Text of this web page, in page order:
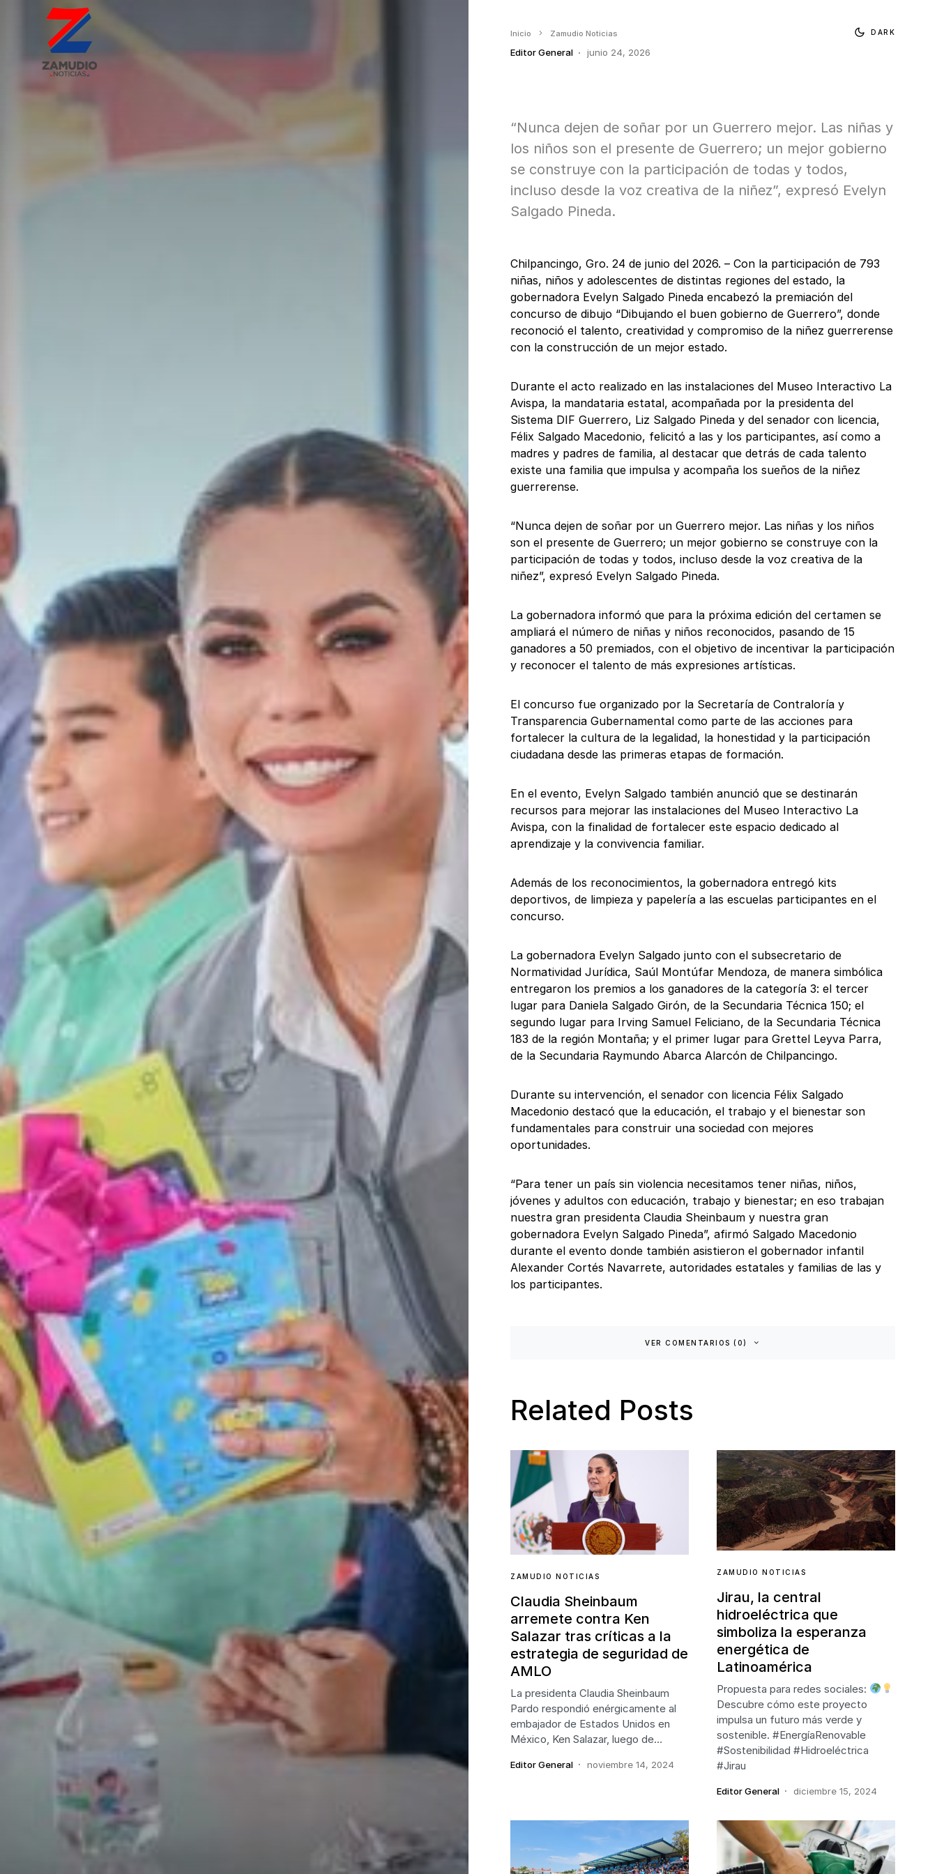
Inicio Zamudio Noticias
Editor General junio 24, 2026
DARK
“Nunca dejen de soñar por un Guerrero mejor. Las niñas y
los niños son el presente de Guerrero; un mejor gobierno
se construye con la participación de todas y todos,
incluso desde la voz creativa de la niñez”, expresó Evelyn
Salgado Pineda.
Chilpancingo, Gro. 24 de junio del 2026. – Con la participación de 793
niñas, niños y adolescentes de distintas regiones del estado, la
gobernadora Evelyn Salgado Pineda encabezó la premiación del
concurso de dibujo “Dibujando el buen gobierno de Guerrero”, donde
reconoció el talento, creatividad y compromiso de la niñez guerrerense
con la construcción de un mejor estado.
Durante el acto realizado en las instalaciones del Museo Interactivo La
Avispa, la mandataria estatal, acompañada por la presidenta del
Sistema DIF Guerrero, Liz Salgado Pineda y del senador con licencia,
Félix Salgado Macedonio, felicitó a las y los participantes, así como a
madres y padres de familia, al destacar que detrás de cada talento
existe una familia que impulsa y acompaña los sueños de la niñez
guerrerense.
“Nunca dejen de soñar por un Guerrero mejor. Las niñas y los niños
son el presente de Guerrero; un mejor gobierno se construye con la
participación de todas y todos, incluso desde la voz creativa de la
niñez”, expresó Evelyn Salgado Pineda.
La gobernadora informó que para la próxima edición del certamen se
ampliará el número de niñas y niños reconocidos, pasando de 15
ganadores a 50 premiados, con el objetivo de incentivar la participación
y reconocer el talento de más expresiones artísticas.
El concurso fue organizado por la Secretaría de Contraloría y
Transparencia Gubernamental como parte de las acciones para
fortalecer la cultura de la legalidad, la honestidad y la participación
ciudadana desde las primeras etapas de formación.
En el evento, Evelyn Salgado también anunció que se destinarán
recursos para mejorar las instalaciones del Museo Interactivo La
Avispa, con la finalidad de fortalecer este espacio dedicado al
aprendizaje y la convivencia familiar.
Además de los reconocimientos, la gobernadora entregó kits
deportivos, de limpieza y papelería a las escuelas participantes en el
concurso.
La gobernadora Evelyn Salgado junto con el subsecretario de
Normatividad Jurídica, Saúl Montúfar Mendoza, de manera simbólica
entregaron los premios a los ganadores de la categoría 3: el tercer
lugar para Daniela Salgado Girón, de la Secundaria Técnica 150; el
segundo lugar para Irving Samuel Feliciano, de la Secundaria Técnica
183 de la región Montaña; y el primer lugar para Grettel Leyva Parra,
de la Secundaria Raymundo Abarca Alarcón de Chilpancingo.
Durante su intervención, el senador con licencia Félix Salgado
Macedonio destacó que la educación, el trabajo y el bienestar son
fundamentales para construir una sociedad con mejores
oportunidades.
“Para tener un país sin violencia necesitamos tener niñas, niños,
jóvenes y adultos con educación, trabajo y bienestar; en eso trabajan
nuestra gran presidenta Claudia Sheinbaum y nuestra gran
gobernadora Evelyn Salgado Pineda”, afirmó Salgado Macedonio
durante el evento donde también asistieron el gobernador infantil
Alexander Cortés Navarrete, autoridades estatales y familias de las y
los participantes.
VER COMENTARIOS (0)
Related Posts
ZAMUDIO NOTICIAS
Claudia Sheinbaum
arremete contra Ken
Salazar tras críticas a la
estrategia de seguridad de
AMLO
La presidenta Claudia Sheinbaum
Pardo respondió enérgicamente al
embajador de Estados Unidos en
México, Ken Salazar, luego de…
Editor General noviembre 14, 2024
ZAMUDIO NOTICIAS
Jirau, la central
hidroeléctrica que
simboliza la esperanza
energética de
Latinoamérica
Propuesta para redes sociales:
Descubre cómo este proyecto
impulsa un futuro más verde y
sostenible. #EnergíaRenovable
#Sostenibilidad #Hidroeléctrica
#Jirau
Editor General diciembre 15, 2024